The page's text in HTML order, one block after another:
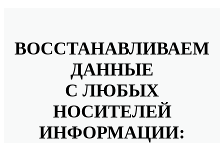
ВОССТАНАВЛИВАЕМ
ДАННЫЕ
С ЛЮБЫХ
НОСИТЕЛЕЙ
ИНФОРМАЦИИ: